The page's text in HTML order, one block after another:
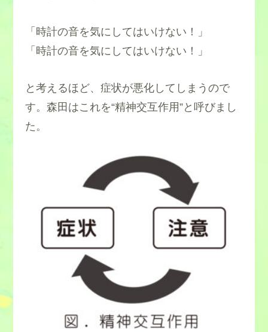
「時計の音を気にしてはいけない！」
「時計の音を気にしてはいけない！」
と考えるほど、症状が悪化してしまうので
す。森田はこれを“精神交互作用”と呼びまし
た。